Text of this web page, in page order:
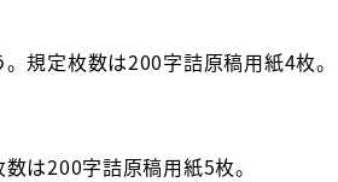
規定枚数は200字詰原稿用紙4枚。
は200字詰原稿用紙5枚。